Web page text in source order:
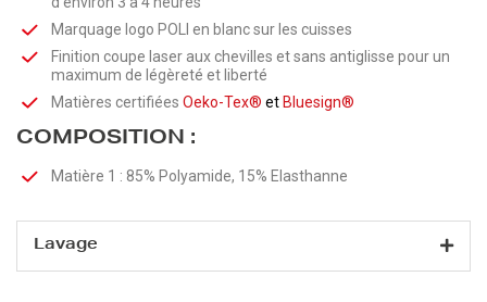
Marquage logo POLI en blanc sur les cuisses
Finition coupe laser aux chevilles et sans antiglisse pour un
maximum de légèreté et liberté
Matières certifiées Oeko-Tex® et Bluesign®
COMPOSITION :
Matière 1 : 85% Polyamide, 15% Elasthanne
Lavage